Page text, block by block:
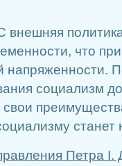
что
напряженности.
социализм
станет
Петра І.